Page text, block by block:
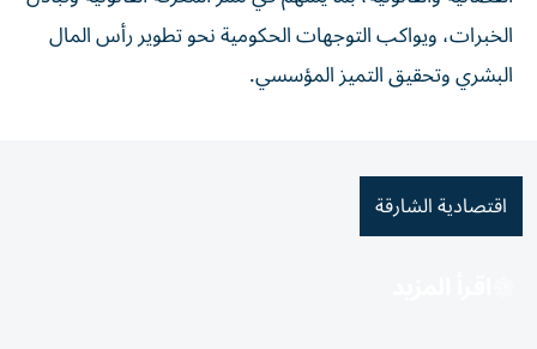
الخبرات، ويواكب التوجهات الحكومية نحو تطوير رأس المال
البشري وتحقيق التميز المؤسسي.
اقتصادية الشارقة